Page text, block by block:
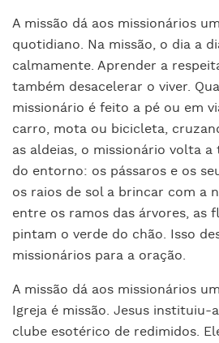
A missão dá aos missionários
quotidiano. Na missão, o dia a
calmamente. Aprender a
também desacelerar o viver.
missionário é feito a pé ou em
carro, mota ou bicicleta,
as aldeias, o missionário volta
do entorno: os pássaros e os
os raios de sol a brincar com a
entre os ramos das árvores, as
pintam o verde do chão. Isso
missionários para a oração.
A missão dá aos missionários
Igreja é missão. Jesus instituiu-
clube esotérico de redimidos.